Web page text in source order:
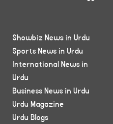
Showbiz News in Urdu
Sports News in Urdu
International News in
Urdu
Business News in Urdu
Urdu Magazine
Urdu Blogs